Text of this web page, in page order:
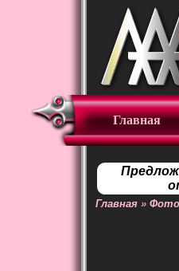
Главная
Главная » Фото